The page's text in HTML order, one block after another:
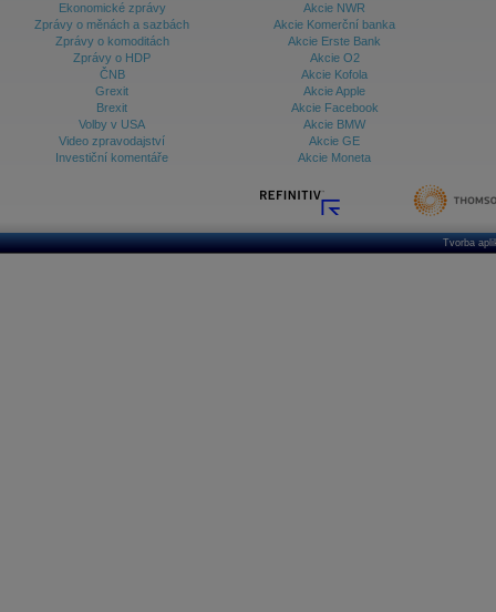
Ekonomické zprávy
Zprávy o měnách a sazbách
Zprávy o komoditách
Zprávy o HDP
ČNB
Grexit
Brexit
Volby v USA
Video zpravodajství
Investiční komentáře
Akcie NWR
Akcie Komerční banka
Akcie Erste Bank
Akcie O2
Akcie Kofola
Akcie Apple
Akcie Facebook
Akcie BMW
Akcie GE
Akcie Moneta
Tvorba